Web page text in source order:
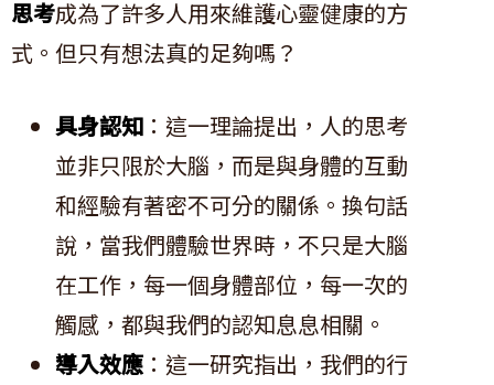
思考成為了許多人用來維護心靈健康的方
式。但只有想法真的足夠嗎？
具身認知 ：這一理論提出，人的思考
並非只限於大腦，而是與身體的互動
和經驗有著密不可分的關係。換句話
說，當我們體驗世界時，不只是大腦
在工作，每一個身體部位，每一次的
觸感，都與我們的認知息息相關。
導入效應 ：這一研究指出，我們的行